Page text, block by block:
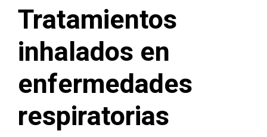
Tratamientos
inhalados en
enfermedades
respiratorias